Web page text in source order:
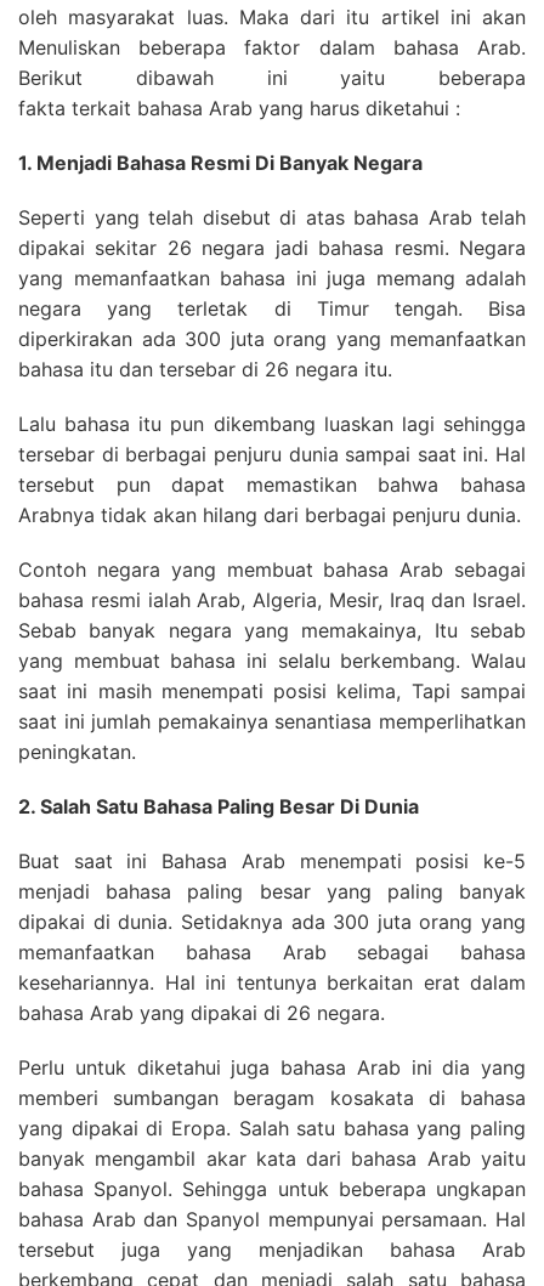
oleh masyarakat luas. Maka dari itu artikel ini akan
Menuliskan beberapa faktor dalam bahasa Arab.
Berikut dibawah ini yaitu beberapa
fakta terkait bahasa Arab yang harus diketahui :
1. Menjadi Bahasa Resmi Di Banyak Negara
Seperti yang telah disebut di atas bahasa Arab telah
dipakai sekitar 26 negara jadi bahasa resmi. Negara
yang memanfaatkan bahasa ini juga memang adalah
negara yang terletak di Timur tengah. Bisa
diperkirakan ada 300 juta orang yang memanfaatkan
bahasa itu dan tersebar di 26 negara itu.
Lalu bahasa itu pun dikembang luaskan lagi sehingga
tersebar di berbagai penjuru dunia sampai saat ini. Hal
tersebut pun dapat memastikan bahwa bahasa
Arabnya tidak akan hilang dari berbagai penjuru dunia.
Contoh negara yang membuat bahasa Arab sebagai
bahasa resmi ialah Arab, Algeria, Mesir, Iraq dan Israel.
Sebab banyak negara yang memakainya, Itu sebab
yang membuat bahasa ini selalu berkembang. Walau
saat ini masih menempati posisi kelima, Tapi sampai
saat ini jumlah pemakainya senantiasa memperlihatkan
peningkatan.
2. Salah Satu Bahasa Paling Besar Di Dunia
Buat saat ini Bahasa Arab menempati posisi ke-5
menjadi bahasa paling besar yang paling banyak
dipakai di dunia. Setidaknya ada 300 juta orang yang
memanfaatkan bahasa Arab sebagai bahasa
kesehariannya. Hal ini tentunya berkaitan erat dalam
bahasa Arab yang dipakai di 26 negara.
Perlu untuk diketahui juga bahasa Arab ini dia yang
memberi sumbangan beragam kosakata di bahasa
yang dipakai di Eropa. Salah satu bahasa yang paling
banyak mengambil akar kata dari bahasa Arab yaitu
bahasa Spanyol. Sehingga untuk beberapa ungkapan
bahasa Arab dan Spanyol mempunyai persamaan. Hal
tersebut juga yang menjadikan bahasa Arab
berkembang cepat dan menjadi salah satu bahasa